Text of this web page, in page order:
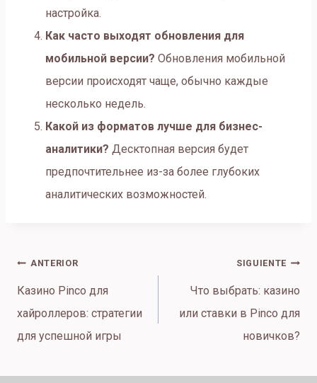
настройка.
Как часто выходят обновления для
мобильной версии? Обновления мобильной
версии происходят чаще, обычно каждые
несколько недель.
Какой из форматов лучше для бизнес-
аналитики? Десктопная версия будет
предпочтительнее из-за более глубоких
аналитических возможностей.
Navegación
de
entradas
ANTERIOR
Казино Pinco для
хайроллеров: стратегии
для успешной игры
SIGUIENTE
Что выбрать: казино
или ставки в Pinco для
новичков?